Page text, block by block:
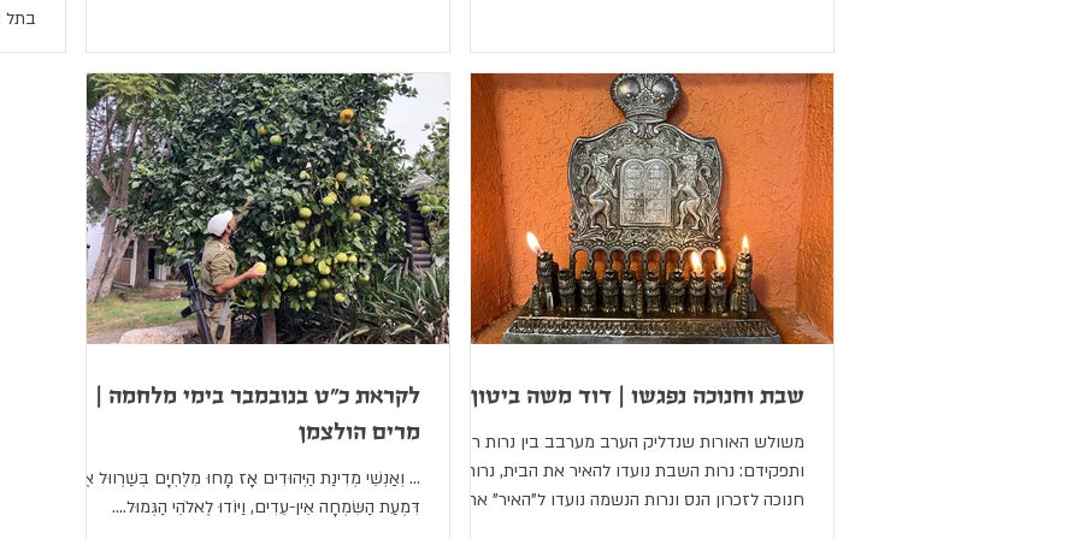
בכך ששילבו את תולדות עם ישראל בעת ההיא.
ההגדות סיפרו את סיפור הגלות, ההעפלה, החלוציות,
הלחימה וההתיישבות באזורי הספר כהמשך ישיר
למאבק של בני ישראל לחירות וכחלק ממסעם חזרה
ל
בתל
שבת וחנוכה נפגשו | דוד משה ביטון
משולש האורות שנדליק הערב מערבב בין נרות רבים
ותפקידם: נרות השבת נועדו להאיר את הבית, נרות
חנוכה לזכרון הנס ונרות הנשמה נועדו ל"האיר" את...
לקראת כ"ט בנובמבר בימי מלחמה |
מרים הולצמן
… וְאַנְשֵׁי מְדִינַת הַיְּהוּדִים אָז מָחוּ מִלֶּחְיָם בְּשַׁרְווּל אֶת
דִּמְעַת הַשִּׂמְחָה אֵין-עֵדִים, וַיּוֹדוּ לֶאלֹהֵי הַגְּמוּל....